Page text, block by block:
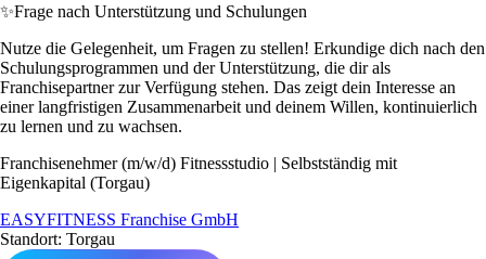
✨Frage nach Unterstützung und Schulungen
Nutze die Gelegenheit, um Fragen zu stellen! Erkundige dich nach den
Schulungsprogrammen und der Unterstützung, die dir als
Franchisepartner zur Verfügung stehen. Das zeigt dein Interesse an
einer langfristigen Zusammenarbeit und deinem Willen, kontinuierlich
zu lernen und zu wachsen.
Franchisenehmer (m/w/d) Fitnessstudio | Selbstständig mit
Eigenkapital (Torgau)
EASYFITNESS Franchise GmbH
Standort: Torgau